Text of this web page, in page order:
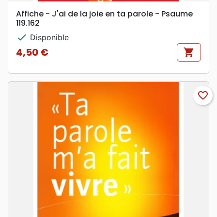
Affiche - J'ai de la joie en ta parole - Psaume
119.162
check Disponible
Prix
4,50 € shopping_cart
favorite_border